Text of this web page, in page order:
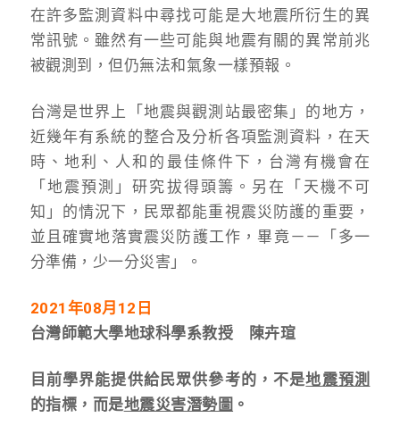
在許多監測資料中尋找可能是大地震所衍生的異
常訊號。雖然有一些可能與地震有關的異常前兆
被觀測到，但仍無法和氣象一樣預報。
台灣是世界上「地震與觀測站最密集」的地方，
近幾年有系統的整合及分析各項監測資料，在天
時、地利、人和的最佳條件下，台灣有機會在
「地震預測」研究拔得頭籌。另在「天機不可
知」的情況下，民眾都能重視震災防護的重要，
並且確實地落實震災防護工作，畢竟－－「多一
分準備，少一分災害」。
2021 年08月12日
台灣師範大學地球科學系教授 陳卉瑄
目前學界能提供給民眾供參考的，不是地震預測
的指標，而是地震災害潛勢圖 。